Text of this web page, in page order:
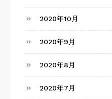
2020年10月
2020年9月
2020年8月
2020年7月